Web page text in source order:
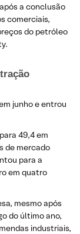
a conclusão
comerciais,
do petróleo
junho e entrou
49,4 em
de mercado
para a
em quatro
mesmo após
do último ano,
industriais,